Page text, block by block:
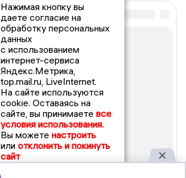
Нажимая кнопку вы
даете согласие на
обработку персональных
данных
с использованием
интернет-сервиса
Яндекс.Метрика,
top.mail.ru, LiveInternet.
На сайте используются
cookie. Оставаясь на
сайте, вы принимаете все
условия использования.
Вы можете настроить
или отклонить и покинуть
сайт